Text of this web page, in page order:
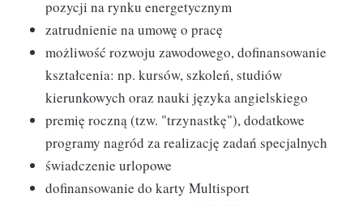
pozycji na rynku energetycznym
zatrudnienie na umowę o pracę
możliwość rozwoju zawodowego, dofinansowanie
kształcenia: np. kursów, szkoleń, studiów
kierunkowych oraz nauki języka angielskiego
premię roczną (tzw. "trzynastkę"), dodatkowe
programy nagród za realizację zadań specjalnych
świadczenie urlopowe
dofinansowanie do karty Multisport